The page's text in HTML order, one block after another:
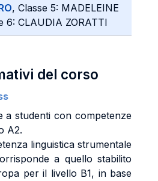
, Classe 5: MADELEINE
6: CLAUDIA ZORATTI
del corso
a studenti con competenze
A2.
linguistica strumentale
a quello stabilito
per il livello B1, in base